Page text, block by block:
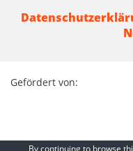
Gefördert von:
By continuing to browse